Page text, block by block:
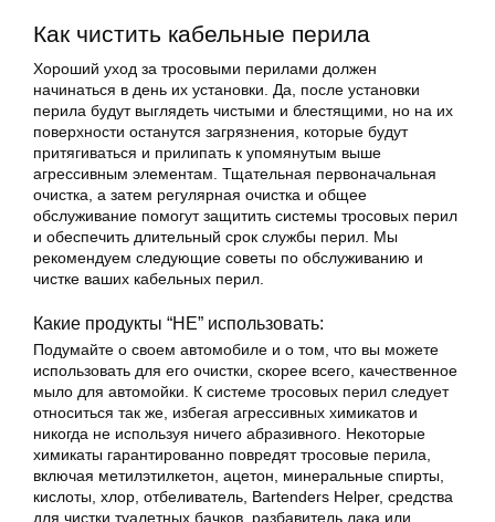
Как чистить кабельные перила
Хороший уход за тросовыми перилами должен
начинаться в день их установки. Да, после установки
перила будут выглядеть чистыми и блестящими, но на их
поверхности останутся загрязнения, которые будут
притягиваться и прилипать к упомянутым выше
агрессивным элементам. Тщательная первоначальная
очистка, а затем регулярная очистка и общее
обслуживание помогут защитить системы тросовых перил
и обеспечить длительный срок службы перил. Мы
рекомендуем следующие советы по обслуживанию и
чистке ваших кабельных перил.
Какие продукты “НЕ” использовать:
Подумайте о своем автомобиле и о том, что вы можете
использовать для его очистки, скорее всего, качественное
мыло для автомойки. К системе тросовых перил следует
относиться так же, избегая агрессивных химикатов и
никогда не используя ничего абразивного. Некоторые
химикаты гарантированно повредят тросовые перила,
включая метилэтилкетон, ацетон, минеральные спирты,
кислоты, хлор, отбеливатель, Bartenders Helper, средства
для чистки туалетных бачков, разбавитель лака или